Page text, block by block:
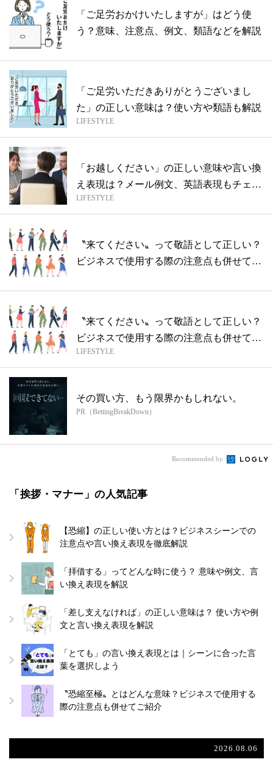
「ご足労おかけいたしますが」はどう使
う？意味、注意点、例文、類語などを解説
「ご足労いただきありがとうございまし
た」の正しい意味は？使い方や類語も解説
LIFESTYLE
「お越しください」の正しい意味や言い換
え表現は？メール例文、英語表現もチェッ
ク
LIFESTYLE
〝来てください〟って敬語として正しい？
ビジネスで使用する際の注意点も併せてご
〝来てください〟って敬語として正しい？
ビジネスで使用する際の注意点も併せてご
紹介
LIFESTYLE
その買い方、もう限界かもしれない。
PR（BettingBreakDown）
Recommended by
「挨拶・マナー」の人気記事
【恐縮】の正しい使い方とは？ビジネスシーンでの
注意点や言い換え表現を徹底解説
「拝借する」ってどんな時に使う？ 意味や例文、言
い換え表現を解説
「差し支えなければ」の正しい意味は？ 使い方や例
文と言い換え表現を解説
「とても」の言い換え表現とは｜シーンに合った言
葉を選択しよう
〝恐縮至極〟とはどんな意味？ビジネスで使用する
際の注意点も併せてご紹介
2026.08.06